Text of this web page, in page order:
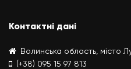
Контактні дані
Волинська область, місто
(+38) 095 15 97 813